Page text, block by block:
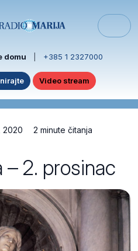
domu +385 1 2327000
Video stream
2020 2 minute čitanja
– 2. prosinac